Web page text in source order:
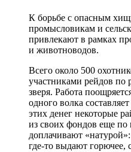
К борьбе с опасным
промысловикам и
привлекают в рамках
и животноводов.
Всего около 500
участниками рейдов по
зверя. Работа
одного волка
этих денег некоторые
из своих фондов еще по
доплачивают
где-то выдают горючее,